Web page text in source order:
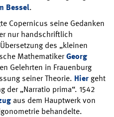
Bessel.
Copernicus seine Gedanken
nur handschriftlich
des „kleinen
MathematikerGeorg
Gelehrten in Frauenburg
seiner Theorie. Hier geht
der „Narratio prima“. 1542
aus dem Hauptwerk von
behandelte.